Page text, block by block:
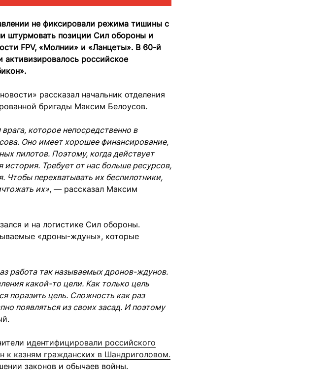
не фиксировали режима тишины с
штурмовать позиции Сил обороны и
FPV, «Молнии» и «Ланцеты». В 60-й
российское
рассказал начальник отделения
бригады Максим Белоусов.
которое непосредственно в
Оно имеет хорошее финансирование,
пилотов. Поэтому, когда действует
история. Требует от нас больше ресурсов,
Чтобы перехватывать их беспилотники,
их», — рассказал Максим
и на логистике Сил обороны.
«дроны-ждуны», которые
работа так называемых дронов-ждунов.
какой-то цели. Как только цель
поразить цель. Сложность как раз
появляться из своих засад. И поэтому
идентифицировали российского
к казням гражданских в Шандриголовом.
законов и обычаев войны.